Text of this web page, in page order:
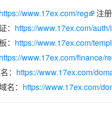
https://www.17ex.com/reg
注
： https://www.17ex.com/
： https://www.17ex.com/
https://www.17ex.com/finance/
： https://www.17ex.com/
名： https://www.17ex.com/